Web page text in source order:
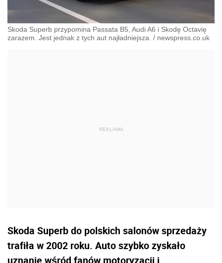
Skoda Superb przypomina Passata B5, Audi A6 i Skodę Octavię
zarazem. Jest jednak z tych aut najładniejsza. / newspress.co.uk
Skoda Superb do polskich salonów sprzedaży
trafiła w 2002 roku. Auto szybko zyskało
uznanie wśród fanów motoryzacji i